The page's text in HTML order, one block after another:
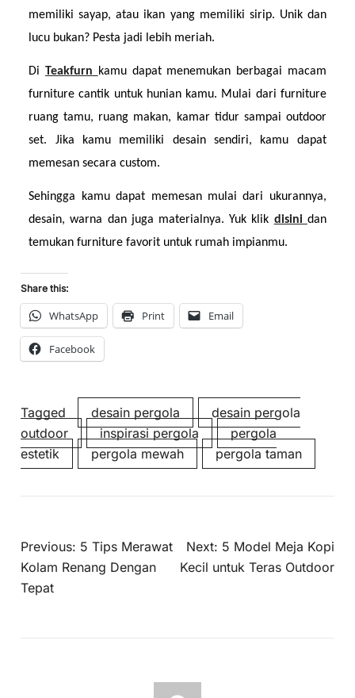
memiliki sayap, atau ikan yang memiliki sirip. Unik dan
lucu bukan? Pesta jadi lebih meriah.
Di Teakfurn
kamu dapat menemukan berbagai macam
furniture cantik untuk hunian kamu. Mulai dari furniture
ruang tamu, ruang makan, kamar tidur sampai outdoor
set. Jika kamu memiliki desain sendiri, kamu dapat
memesan secara custom.
Sehingga kamu dapat memesan mulai dari ukurannya,
desain, warna dan juga materialnya. Yuk klik disini dan
temukan furniture favorit untuk rumah impianmu.
Share this:
WhatsApp Print Email
Facebook
Tagged desain pergola
desain pergola
outdoor
inspirasi pergola
pergola
estetik
pergola mewah pergola taman
Previous: 5 Tips Merawat
Kolam Renang Dengan
Tepat
Next: 5 Model Meja Kopi
Kecil untuk Teras Outdoor